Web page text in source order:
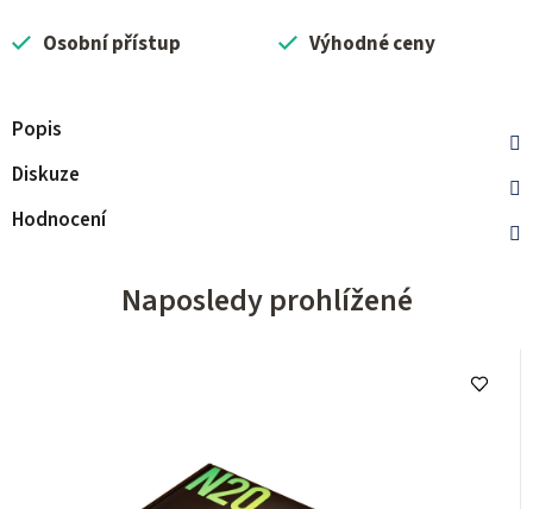
Osobní přístup Výhodné ceny
Popis
Diskuze
Hodnocení
Naposledy prohlížené